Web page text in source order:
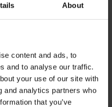
About
content and ads, to
and to analyse our traffic.
your use of our site with
and analytics partners who
that you’ve